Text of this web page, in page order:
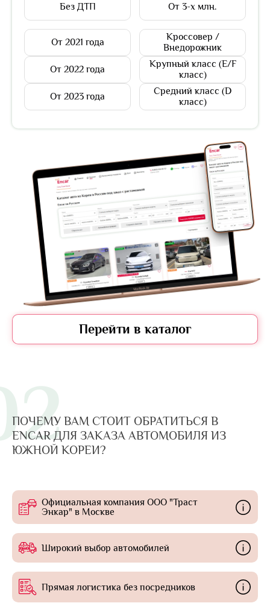
Без ДТП От 3-х млн.
От 2021 года
От 2022 года
От 2023 года
Кроссовер /
Внедорожник
Крупный класс (E/F
класс)
Средний класс (D
класс)
Перейти в каталог
ПОЧЕМУ ВАМ СТОИТ ОБРАТИТЬСЯ В
ENCAR ДЛЯ ЗАКАЗА АВТОМОБИЛЯ ИЗ
ЮЖНОЙ КОРЕИ?
Официальная компания ООО "Траст
Энкар" в Москве
Широкий выбор автомобилей
Прямая логистика без посредников